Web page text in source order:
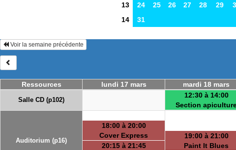
13
24 25 26 27 28 29
14
31
Voir la semaine précédente
Ressources lundi 17 mars mardi 18 mars
Salle CD (p102)
12:30 à 14:00
Section
Auditorium (p16)
18:00 à 20:00
Cover Express
20:15 à 21:45
19:00 à 21:00
Paint It Blues